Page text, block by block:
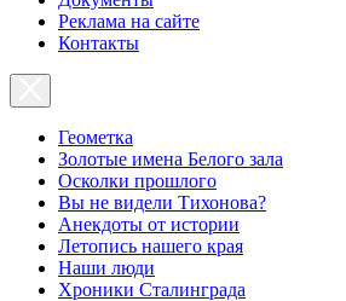
Реклама на сайте
Контакты
Геометка
Золотые имена Белого зала
Осколки прошлого
Вы не видели Тихонова?
Анекдоты от истории
Летопись нашего края
Наши люди
Хроники Сталинграда